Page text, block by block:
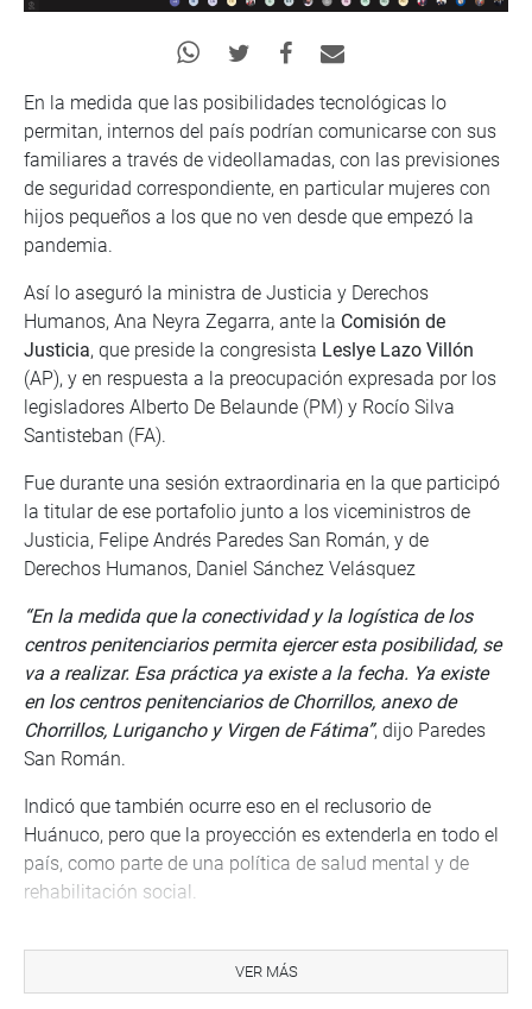
En la medida que las posibilidades tecnológicas lo
permitan, internos del país podrían comunicarse con sus
familiares a través de videollamadas, con las previsiones
de seguridad correspondiente, en particular mujeres con
hijos pequeños a los que no ven desde que empezó la
pandemia.
Así lo aseguró la ministra de Justicia y Derechos
Humanos, Ana Neyra Zegarra, ante la Comisión de
Justicia, que preside la congresista Leslye Lazo Villón
(AP), y en respuesta a la preocupación expresada por los
legisladores Alberto De Belaunde (PM) y Rocío Silva
Santisteban (FA).
Fue durante una sesión extraordinaria en la que participó
la titular de ese portafolio junto a los viceministros de
Justicia, Felipe Andrés Paredes San Román, y de
Derechos Humanos, Daniel Sánchez Velásquez
“En la medida que la conectividad y la logística de los
centros penitenciarios permita ejercer esta posibilidad, se
va a realizar. Esa práctica ya existe a la fecha. Ya existe
en los centros penitenciarios de Chorrillos, anexo de
Chorrillos, Lurigancho y Virgen de Fátima”, dijo Paredes
San Román.
Indicó que también ocurre eso en el reclusorio de
Huánuco, pero que la proyección es extenderla en todo el
país, como parte de una política de salud mental y de
rehabilitación social.
estuvieron referidas a la reactivación de los talleres
productivos, paralizados en su mayoría a consecuencia
VER MÁS